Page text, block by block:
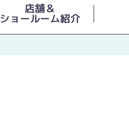
店舗＆
ショールーム紹介